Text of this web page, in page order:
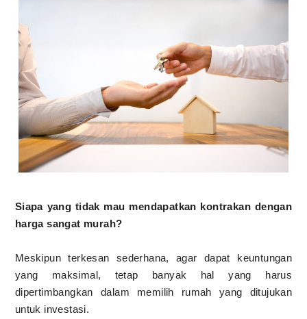
Siapa yang tidak mau mendapatkan kontrakan dengan
harga sangat murah?
Meskipun terkesan sederhana, agar dapat keuntungan
yang maksimal, tetap banyak hal yang harus
dipertimbangkan dalam memilih rumah yang ditujukan
untuk investasi.